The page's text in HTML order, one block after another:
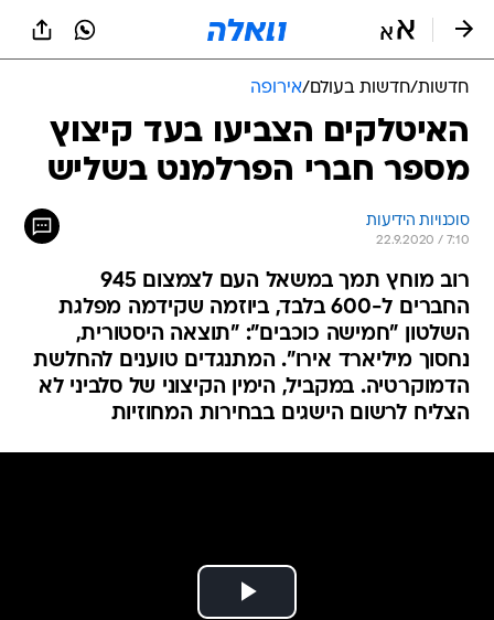
חדשות/חדשות בעולם/אירופה
האיטלקים הצביעו בעד קיצוץ
מספר חברי הפרלמנט בשליש
סוכנויות הידיעות
22.9.2020 / 7:10
רוב מוחץ תמך במשאל העם לצמצום 945
החברים ל-600 בלבד, ביוזמה שקידמה מפלגת
השלטון "חמישה כוכבים": "תוצאה היסטורית,
נחסוך מיליארד אירו". המתנגדים טוענים להחלשת
הדמוקרטיה. במקביל, הימין הקיצוני של סלביני לא
הצליח לרשום הישגים בבחירות המחוזיות